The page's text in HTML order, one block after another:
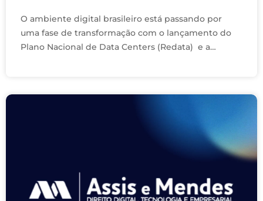
O ambiente digital brasileiro está passando por
uma fase de transformação com o lançamento do
Plano Nacional de Data Centers (Redata) e a